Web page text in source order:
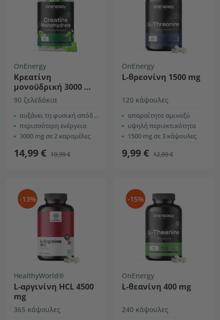
OnEnergy
Κρεατίνη
μονοϋδρική 3000 mg
– μήλο
90 ζελεδάκια
αυξάνει τη φυσική απόδοση
περισσότερη ενέργεια
3000 mg σε 2 καραμέλες
14,99 € 19,99 €
OnEnergy
L-θρεονίνη 1500 mg
120 κάψουλες
απαραίτητο αμινοξύ
υψηλή περιεκτικότητα
1500 mg σε 3 κάψουλες
9,99 € 12,99 €
-13%
HealthyWorld®
L-αργινίνη HCL 4500
mg
365 κάψουλες
-15%
OnEnergy
L-θεανίνη 400 mg
240 κάψουλες